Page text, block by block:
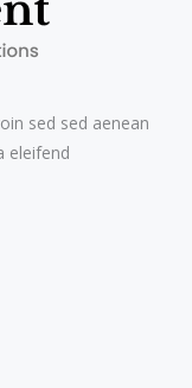
sed sed aenean
eleifend.